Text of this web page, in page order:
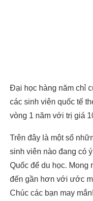
Đại học hàng năm chỉ
các sinh viên quốc tế
vòng 1 năm với trị giá
Trên đây là một số
sinh viên nào đang có
Quốc để du học. Mong
đến gần hơn với ước
Chúc các bạn may mắn!